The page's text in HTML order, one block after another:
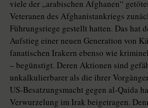
viele der „arabischen Afghanen“
Veteranen des Afghanistankriegs
Führungsriege gestellt hatten. Das hat
Aufstieg einer neuen Generation von
fanatischen Irakern ebenso wie
– begünstigt. Deren Aktionen sind
unkalkulierbarer als die ihrer
US-Besatzungsmacht gegen al-Qaida
Verwurzelung im Irak beigetragen.